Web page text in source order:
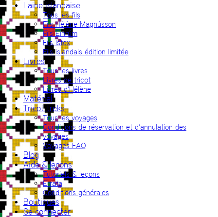
Laine islandaise
Tous les fils
Fils Hélène Magnússon
Fils Einrúm
Fils Ístex
Fils islandais édition limitée
Livres
Tous les livres
Livres de tricot
Livres d’Hélène
Matériel
Tricot-treks
Tous les voyages
Conditions de réservation et d’annulation des
voyages
Voyages FAQ
Blog
Aide & leçons
Tutoriels & leçons
Errata
Conditions générales
Boutiques
Se connecter